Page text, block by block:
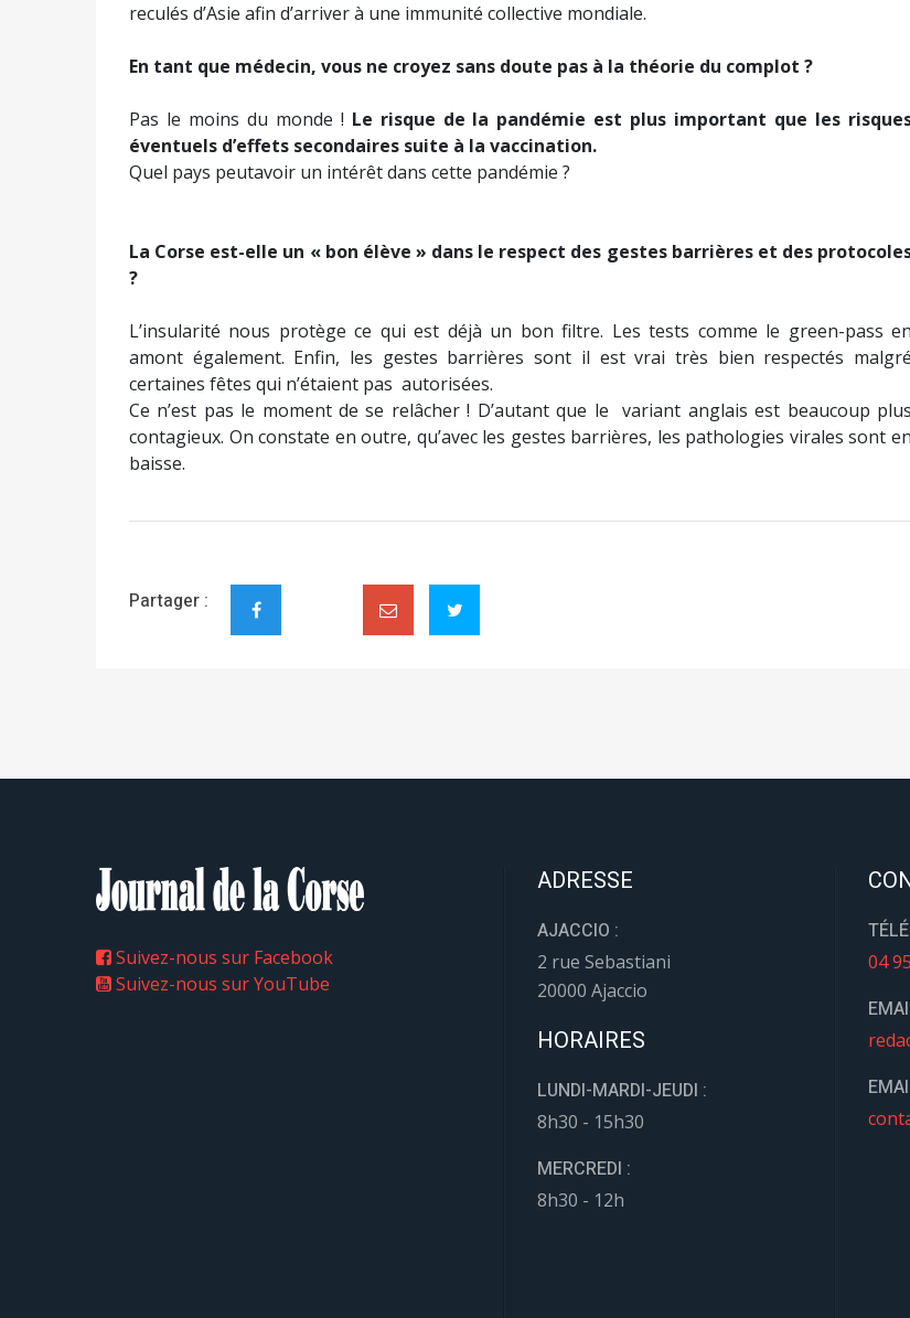
reculés d’Asie afin d’arriver à une immunité collective mondiale.
En tant que médecin, vous ne croyez sans doute pas à la théorie du complot ?
Pas le moins du monde ! Le risque de la pandémie est plus important que les
éventuels d’effets secondaires suite à la vaccination.
Quel pays peutavoir un intérêt dans cette pandémie ?
La Corse est-elle un « bon élève » dans le respect des gestes barrières et des
?
L’insularité nous protège ce qui est déjà un bon filtre. Les tests comme le green-pass en
amont également. Enfin, les gestes barrières sont il est vrai très bien respectés malgré
certaines fêtes qui n’étaient pas autorisées.
Ce n’est pas le moment de se relâcher ! D’autant que le variant anglais est beaucoup plus
contagieux. On constate en outre, qu’avec les gestes barrières, les pathologies virales sont en
baisse.
Partager :
Suivez-nous sur Facebook
Suivez-nous sur YouTube
ADRESSE
AJACCIO :
2 rue Sebastiani
20000 Ajaccio
HORAIRES
LUNDI-MARDI-JEUDI :
8h30 - 15h30
MERCREDI :
8h30 - 12h
04